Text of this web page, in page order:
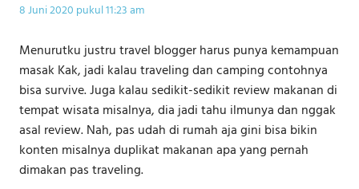
8 Juni 2020 pukul 11:23 am
Menurutku justru travel blogger harus punya kemampuan
masak Kak, jadi kalau traveling dan camping contohnya
bisa survive. Juga kalau sedikit-sedikit review makanan di
tempat wisata misalnya, dia jadi tahu ilmunya dan nggak
asal review. Nah, pas udah di rumah aja gini bisa bikin
konten misalnya duplikat makanan apa yang pernah
dimakan pas traveling.